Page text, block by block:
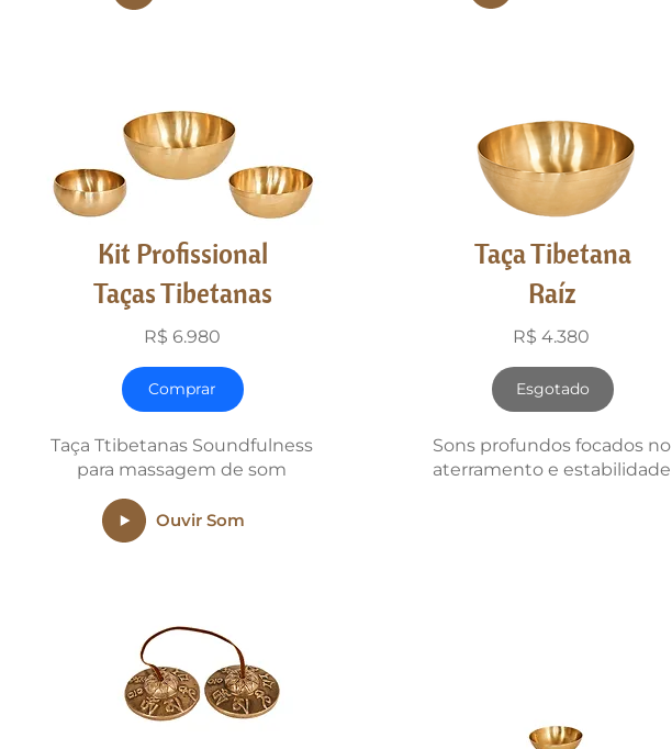
Kit Profissional
Taças Tibetanas
R$ 6.980
Comprar
Taça Ttibetanas Soundfulness
para massagem de som
Ouvir Som
Taça Tibetana
Raíz
R$ 4.380
Esgotado
Sons profundos focados no
aterramento e estabilidade